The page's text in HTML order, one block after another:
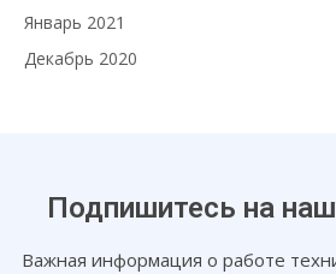
Январь 2021
Декабрь 2020
Подпишитесь на
Важная информация о работе